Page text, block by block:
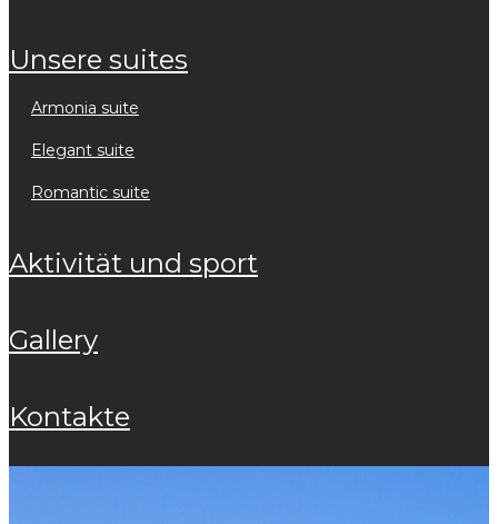
unsere suites
armonia suite
elegant suite
romantic suite
aktivität und sport
gallery
kontakte